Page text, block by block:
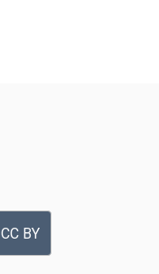
CC BY